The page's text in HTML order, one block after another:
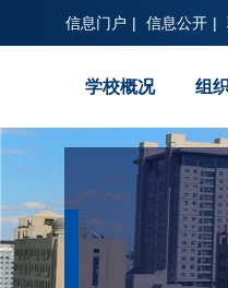
信息门户 | 信息公开 |
学校概况 组